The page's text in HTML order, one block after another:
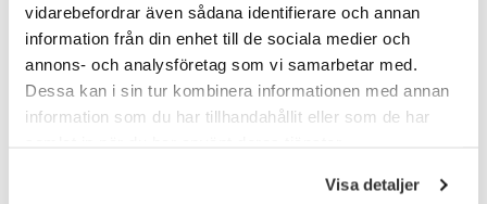
vidarebefordrar även sådana identifierare och annan
information från din enhet till de sociala medier och
annons- och analysföretag som vi samarbetar med.
Dessa kan i sin tur kombinera informationen med annan
information som du har tillhandahållit eller som de har
Visa detaljer
till Järna är en fördel. Som en del av rekryteringsprocessen
genomförs även bakgrundskontroll. Start enligt
överenskommelse.
Våra förväntningar
fördel från livsmedels- eller läkemedelsindustrin. Du har